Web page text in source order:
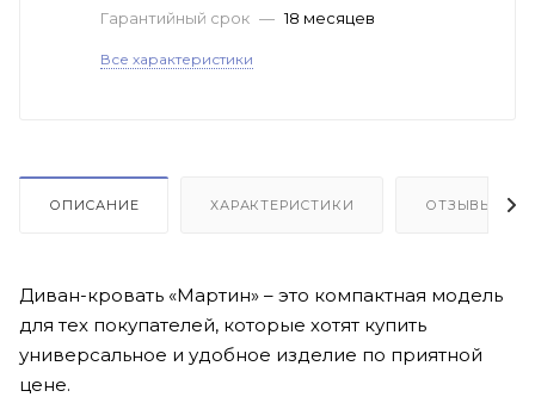
Гарантийный срок — 18 месяцев
Все характеристики
ОПИСАНИЕ ХАРАКТЕРИСТИКИ ОТЗЫВЫ(24)
Диван-кровать «Мартин» – это компактная модель
для тех покупателей, которые хотят купить
универсальное и удобное изделие по приятной
цене.